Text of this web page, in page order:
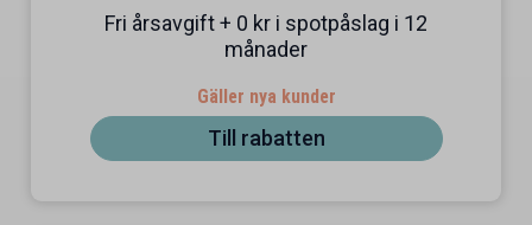
Fri årsavgift + 0 kr i spotpåslag i 12
månader
Gäller nya kunder
Till rabatten